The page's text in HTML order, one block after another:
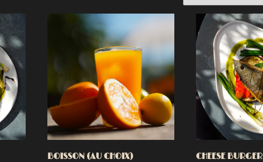
BOISSON (AU CHOIX) CHEESE BURGER